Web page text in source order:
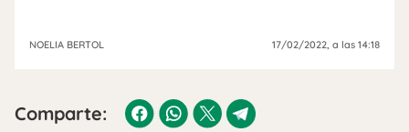
NOELIA BERTOL 17/02/2022, a las 14:18
Comparte: